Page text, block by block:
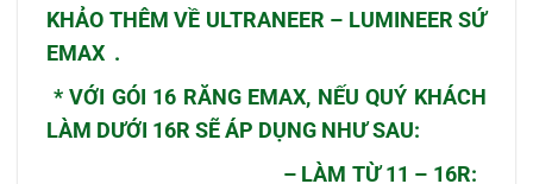
KHẢO THÊM VỀ ULTRANEER – LUMINEER SỨ
EMAX .
* VỚI GÓI 16 RĂNG EMAX, NẾU QUÝ KHÁCH
LÀM DƯỚI 16R SẼ ÁP DỤNG NHƯ SAU:
– LÀM TỪ 11 – 16R: